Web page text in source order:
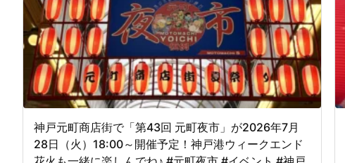
神戸元町商店街で「第43回 元町夜市」が2026年7月
28日（火）18:00～開催予定！神戸港ウィークエンド